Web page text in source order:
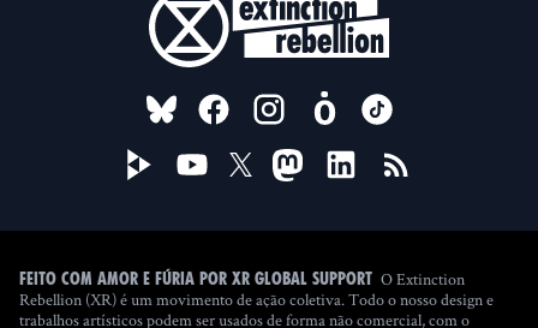
FOLLOW US ON
Feito com amor e fúria por XR Global Support O Extinction
Rebellion (XR) é um movimento de ação coletiva. Todo o nosso design e
trabalhos artísticos podem ser usados de forma não comercial, com o